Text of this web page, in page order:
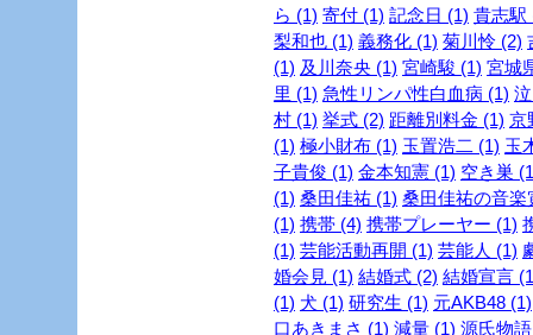
ら (1) 寄付 (1) 記念日 (1) 貴志駅
梨和也 (1) 義務化 (1) 菊川怜 (2)
(1) 及川奈央 (1) 宮崎駿 (1) 宮城
里 (1) 急性リンパ性白血病 (1)
村 (1) 挙式 (2) 距離別料金 (1) 京
(1) 極小財布 (1) 玉置浩二 (1) 玉
子貴俊 (1) 金本知憲 (1) 空き巣
(1) 桑田佳祐 (1) 桑田佳祐の音楽
(1) 携帯 (4) 携帯プレーヤー (1)
(1) 芸能活動再開 (1) 芸能人 (1)
婚会見 (1) 結婚式 (2) 結婚宣言
(1) 犬 (1) 研究生 (1) 元AKB48 (1)
口あきまさ (1) 減量 (1) 源氏物